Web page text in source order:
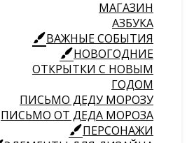
МАГАЗИН
АЗБУКА
ВАЖНЫЕ СОБЫТИЯ
НОВОГОДНИЕ
ОТКРЫТКИ С НОВЫМ
ГОДОМ
ПИСЬМО ДЕДУ МОРОЗУ
ПИСЬМО ОТ ДЕДА МОРОЗА
ПЕРСОНАЖИ